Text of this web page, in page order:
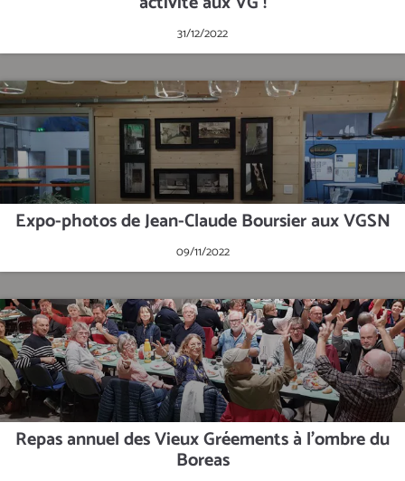
31/12/2022
Expo-photos de Jean-Claude Boursier aux VGSN
09/11/2022
Repas annuel des Vieux Gréements à l'ombre du
Boreas